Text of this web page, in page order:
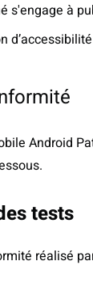
s'engage à
Android
tests
réalisé